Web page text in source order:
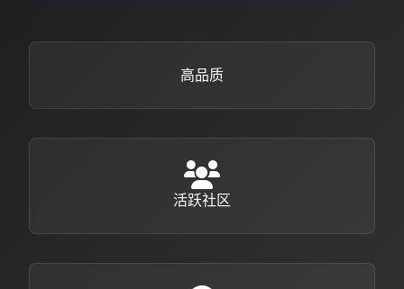
高品质
活跃社区